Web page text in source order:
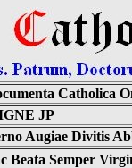
Catholica
JP
Augiae Divitis
Beata Semper